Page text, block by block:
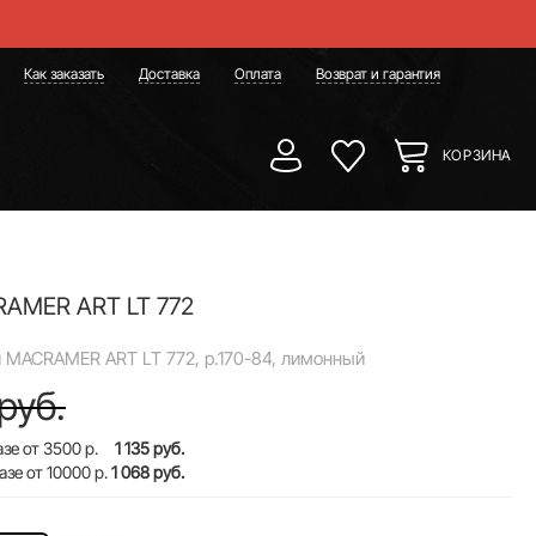
Как заказать Доставка Оплата Возврат и гарантия
КОРЗИНА
ART LT 772
ART LT 772, р.170-84, лимонный
от 3500 р. 1 135 руб.
от 10000 р.1 068 руб.